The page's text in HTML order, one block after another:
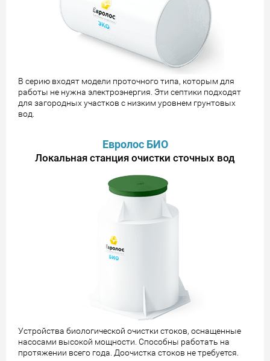
В серию входят модели проточного типа, которым для
работы не нужна электроэнергия. Эти септики подходят
для загородных участков с низким уровнем грунтовых
вод.
Евролос БИО
Локальная станция очистки сточных вод
Устройства биологической очистки стоков, оснащенные
насосами высокой мощности. Способны работать на
протяжении всего года. Доочистка стоков не требуется.